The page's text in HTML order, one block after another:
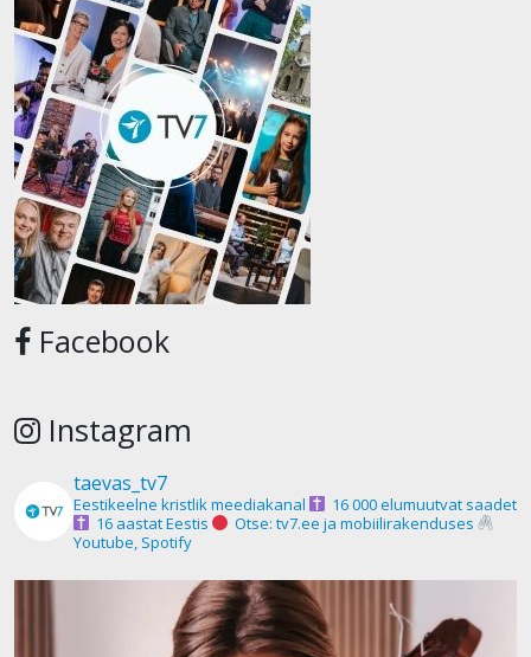
Facebook
Instagram
taevas_tv7
Eestikeelne kristlik meediakanal
16 000 elumuutvat saadet
16 aastat Eestis
Otse: tv7.ee ja mobiilirakenduses
Youtube, Spotify